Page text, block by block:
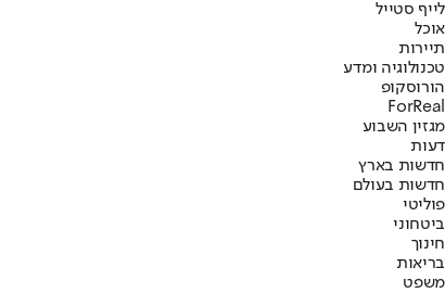
לייף סטייל
אוכל
תיירות
טכנולוגיה ומדע
הורוסקופ
ForReal
מגזין השבוע
דעות
חדשות בארץ
חדשות בעולם
פוליטי
ביטחוני
חינוך
בריאות
משפט